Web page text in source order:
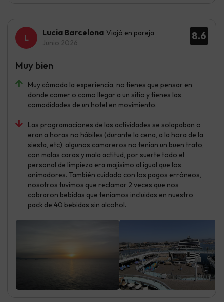
8.6
Lucia Barcelona Viajó en pareja
Junio 2026
Muy cómoda la experiencia, no tienes que pensar en
donde comer o como llegar a un sitio y tienes las
comodidades de un hotel en movimiento.
Las programaciones de las actividades se solapaban o
eran a horas no hábiles (durante la cena, a la hora de la
siesta, etc), algunos camareros no tenían un buen trato,
con malas caras y mala actitud, por suerte todo el
personal de limpieza era majísimo al igual que los
animadores. También cuidado con los pagos erróneos,
nosotros tuvimos que reclamar 2 veces que nos
cobraron bebidas que teníamos incluidas en nuestro
pack de 40 bebidas sin alcohol.
Muy bien